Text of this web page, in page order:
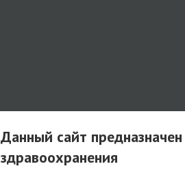
Данный сайт
здравоохранения